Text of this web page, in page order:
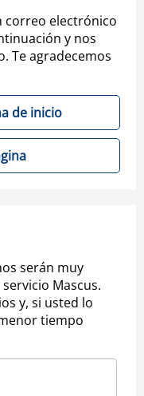
correo electrónico
y nos
Te agradecemos
de inicio
serán muy
Mascus.
y, si usted lo
tiempo